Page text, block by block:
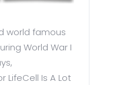
world famous
World War I
LifeCell Is A Lot